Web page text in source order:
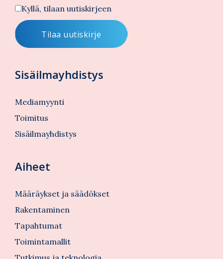
Kyllä, tilaan uutiskirjeen
Sisäilmayhdistys
Mediamyynti
Toimitus
Sisäilmayhdistys
Aiheet
Määräykset ja säädökset
Rakentaminen
Tapahtumat
Toimintamallit